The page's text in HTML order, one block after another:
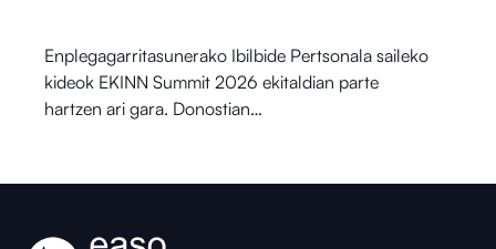
Enplegagarritasunerako Ibilbide Pertsonala saileko
kideok EKINN Summit 2026 ekitaldian parte
hartzen ari gara. Donostian…